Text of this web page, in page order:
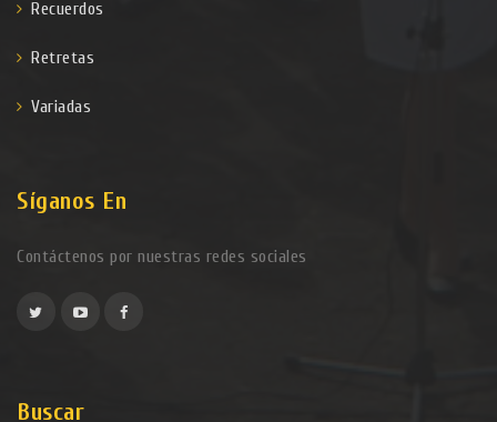
Recuerdos
Retretas
Variadas
Síganos En
Contáctenos por nuestras redes sociales
Buscar